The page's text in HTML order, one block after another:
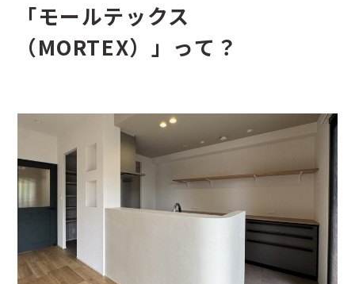
「モールテックス
（MORTEX）」って？